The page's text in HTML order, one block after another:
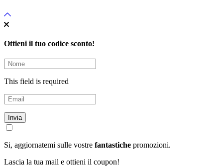
Ottieni il tuo codice sconto!
This field is required
Invia
Si, aggiornatemi sulle vostre fantastiche promozioni.
Lascia la tua mail e ottieni il coupon!